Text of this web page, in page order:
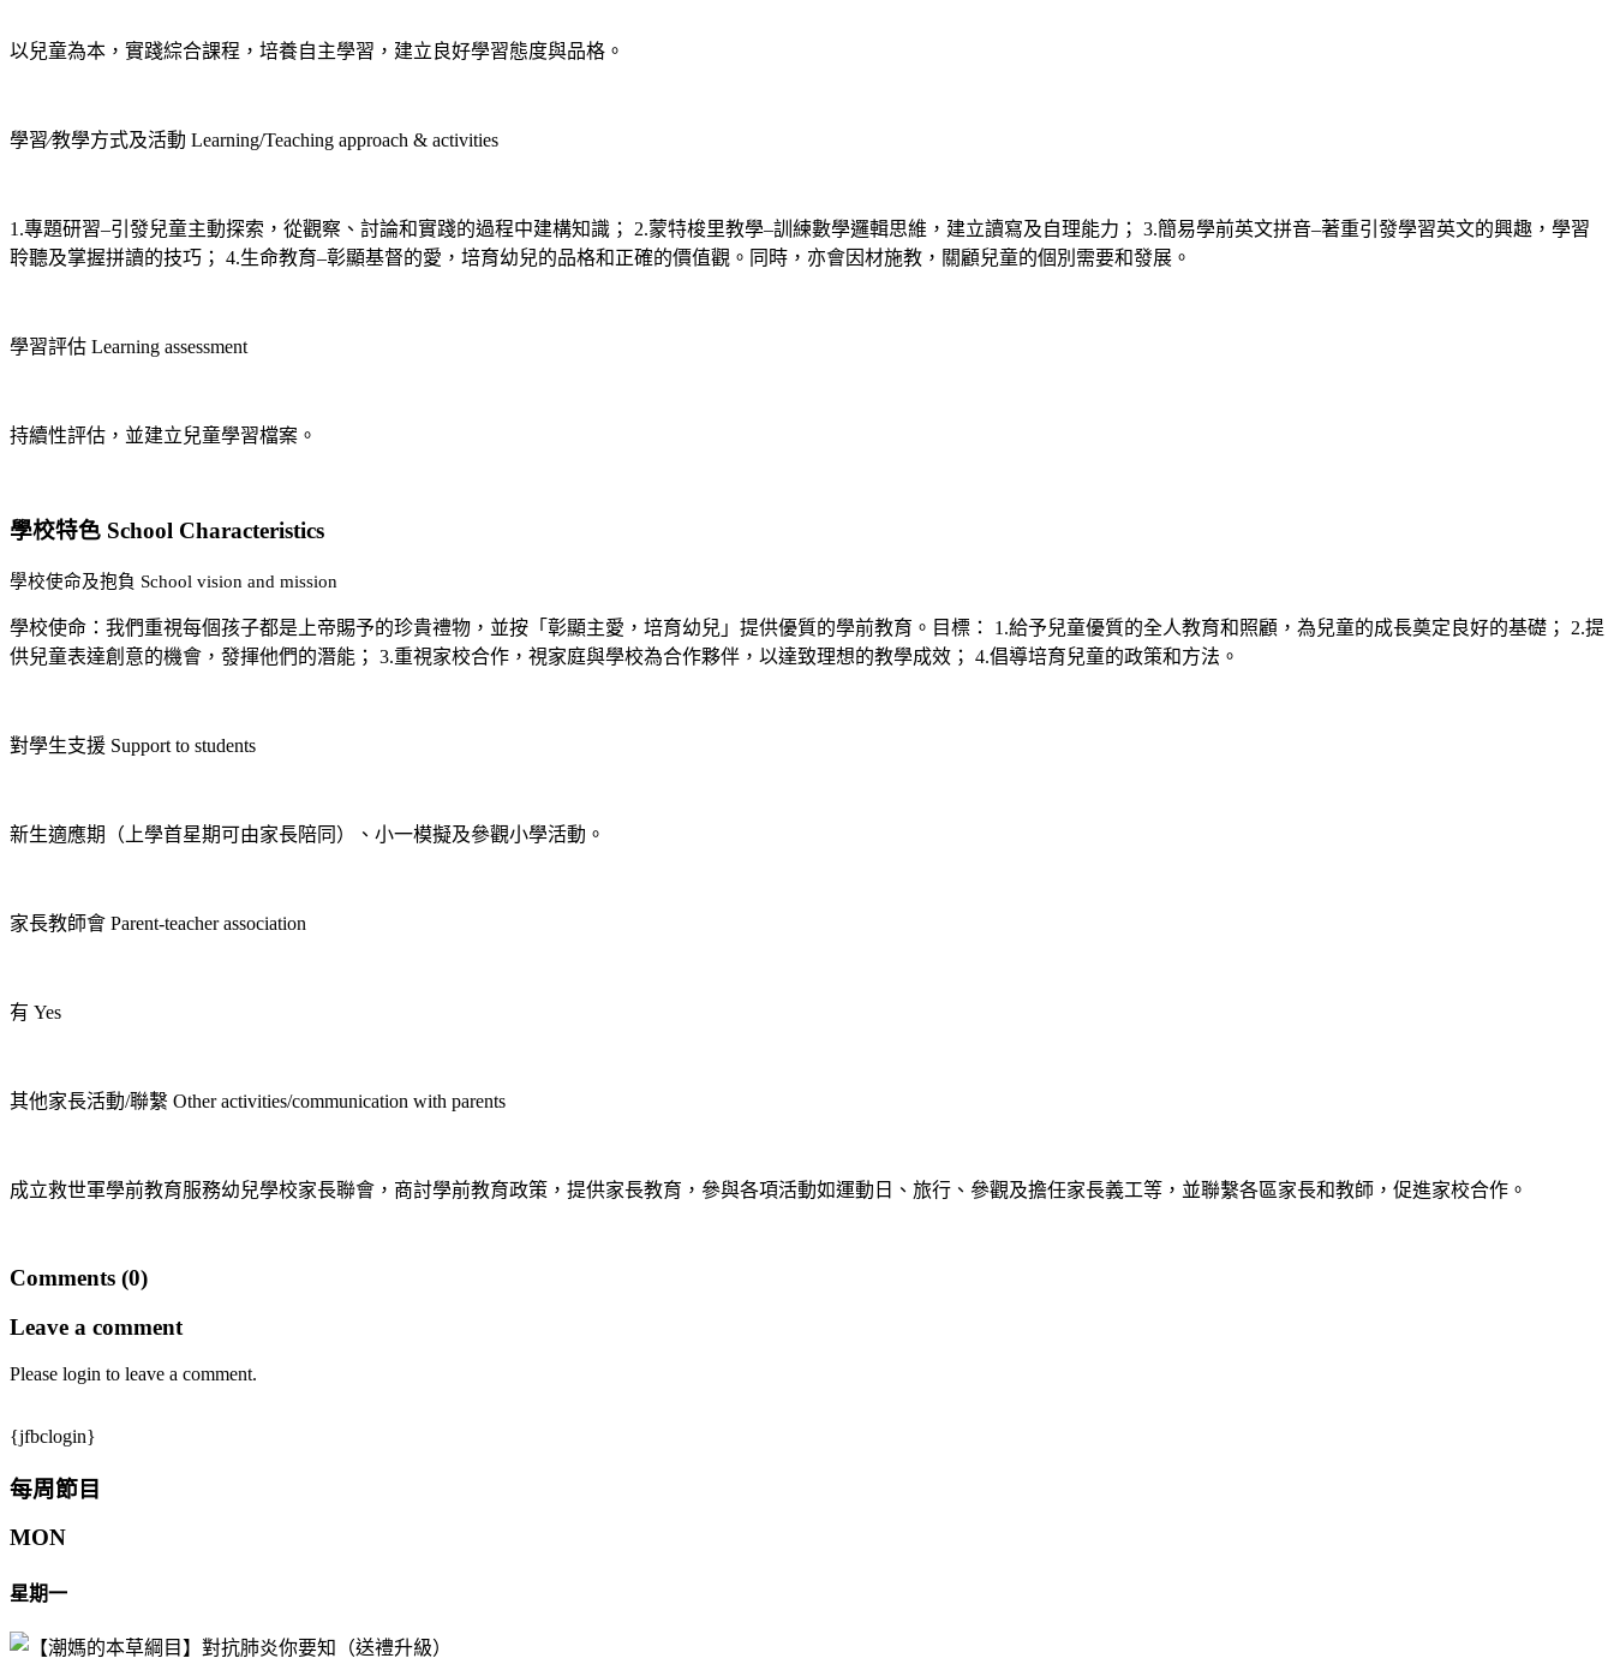
以兒童為本，實踐綜合課程，培養自主學習，建立良好學習態度與品格。
學習∕教學方式及活動 Learning/Teaching approach & activities
1.專題研習–引發兒童主動探索，從觀察、討論和實踐的過程中建構知識； 2.蒙特梭里教學–訓練數學邏輯思維，建立讀寫及自理能力； 3.簡易學前英文拼音–著重引發學習英文的興趣，學習
聆聽及掌握拼讀的技巧； 4.生命教育–彰顯基督的愛，培育幼兒的品格和正確的價值觀。同時，亦會因材施教，關顧兒童的個別需要和發展。
學習評估 Learning assessment
持續性評估，並建立兒童學習檔案。
學校特色 School Characteristics
學校使命及抱負 School vision and mission
學校使命：我們重視每個孩子都是上帝賜予的珍貴禮物，並按「彰顯主愛，培育幼兒」提供優質的學前教育。目標： 1.給予兒童優質的全人教育和照顧，為兒童的成長奠定良好的基礎； 2.提
供兒童表達創意的機會，發揮他們的潛能； 3.重視家校合作，視家庭與學校為合作夥伴，以達致理想的教學成效； 4.倡導培育兒童的政策和方法。
對學生支援 Support to students
新生適應期（上學首星期可由家長陪同）、小一模擬及參觀小學活動。
家長教師會 Parent-teacher association
有 Yes
其他家長活動/聯繫 Other activities/communication with parents
成立救世軍學前教育服務幼兒學校家長聯會，商討學前教育政策，提供家長教育，參與各項活動如運動日、旅行、參觀及擔任家長義工等，並聯繫各區家長和教師，促進家校合作。
Comments (0)
Leave a comment
Please login to leave a comment.
{jfbclogin}
每周節目
MON
星期一